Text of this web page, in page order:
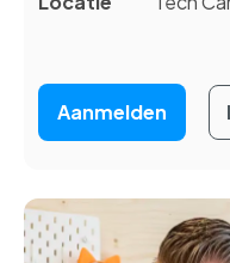
Aanmelden